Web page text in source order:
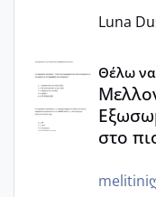
Luna
Μελλοντικές
Θέλω
στο